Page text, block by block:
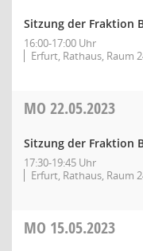
Sitzung der Fraktion
16:00-17:00 Uhr
Erfurt, Rathaus, Raum
MO 22.05.2023
Sitzung der Fraktion
17:30-19:45 Uhr
Erfurt, Rathaus, Raum
MO 15.05.2023